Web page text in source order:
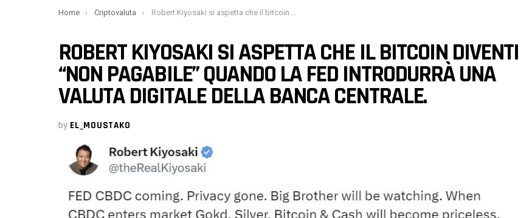
You are here:
Home Criptovaluta Robert Kiyosaki si aspetta che il bitcoin diventi “non pagabile” quando la Fed introdurrà una valuta digitale della banca centrale.
ROBERT KIYOSAKI SI ASPETTA CHE IL BITCOIN DIVENTI
“NON PAGABILE” QUANDO LA FED INTRODURRÀ UNA
VALUTA DIGITALE DELLA BANCA CENTRALE.
by EL_MOUSTAKO